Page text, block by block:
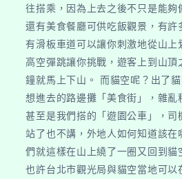
往搭乘，因為上去之後不只是能夠
還有美食餐廳可供吃飯觀景，有
有滑板車道可以讓你刺激地從山上
高空彈跳讓你挑戰，遊客上到山
鐘就馬上下山。 而貓空呢？出了
想進去的路邊攤「美食街」，雜亂
甚至是我們搭的「遊園公車」，司
站了也不講，外地人如何知道該
們就這樣在山上繞了一圈又回到貓
也許台北市觀光局與貓空當地可